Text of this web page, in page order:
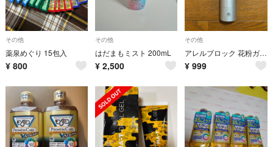
その他
薬泉めぐり 15包入
¥ 800
その他
はだまもミスト 200mL
¥ 2,500
その他
アレルブロック 花粉ガードスプレー モイストヴェール 75mL
¥ 999